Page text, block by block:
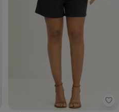
- Shorts com Bolso